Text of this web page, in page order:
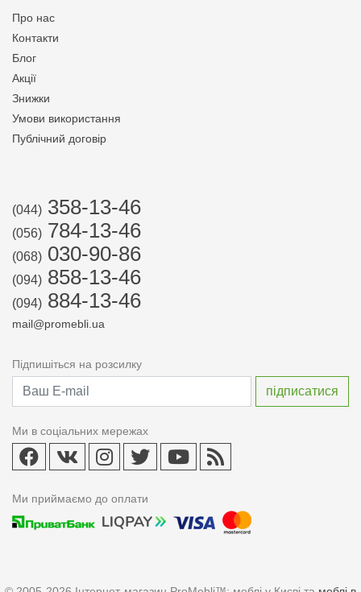
Про нас
Контакти
Блог
Акції
Знижки
Умови використання
Публічний договір
(044) 358-13-46
(056) 784-13-46
(068) 030-90-86
(094) 858-13-46
(094) 884-13-46
mail@promebli.ua
Підпишіться на розсилку
Ми в соціальних мережах
Ми приймаємо до оплати